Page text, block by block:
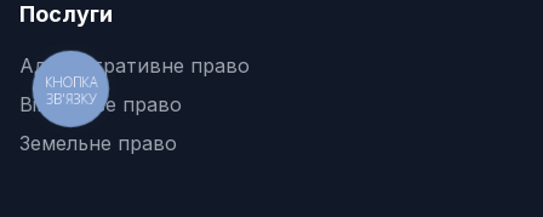
Послуги
Адміністративне право
Військове право
Земельне право
КНОПКА
ЗВ'ЯЗКУ